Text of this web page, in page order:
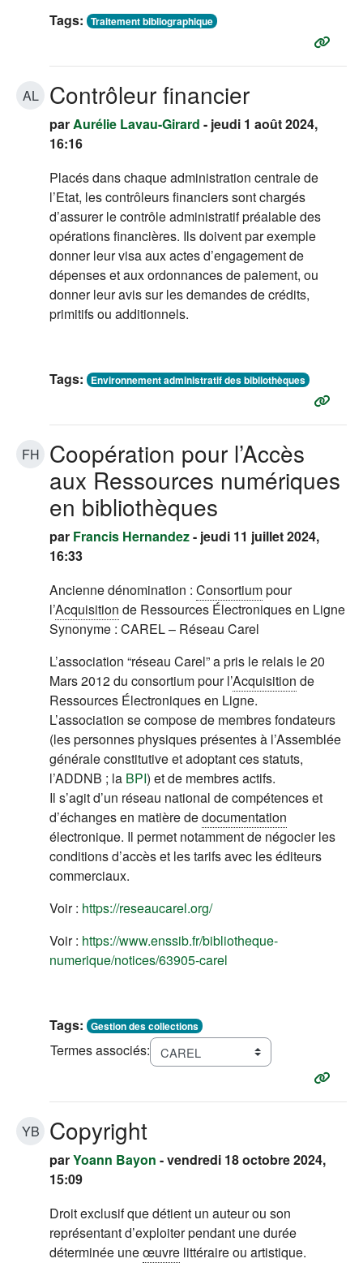
Tags: Traitement bibliographique
AL Contrôleur financier
parAurélie Lavau-Girard - jeudi 1 août 2024,
16:16
Placés dans chaque administration centrale de
l’Etat, les contrôleurs financiers sont chargés
d’assurer le contrôle administratif préalable des
opérations financières. Ils doivent par exemple
donner leur visa aux actes d’engagement de
dépenses et aux ordonnances de paiement, ou
donner leur avis sur les demandes de crédits,
primitifs ou additionnels.
Tags: Environnement administratif des bibliothèques
FH
Coopération pour l’Accès
aux Ressources numériques
en bibliothèques
par Francis Hernandez- jeudi 11 juillet 2024,
16:33
Ancienne dénomination : Consortiumpour
l’Acquisition de Ressources Électroniques en Ligne
Synonyme : CAREL – Réseau Carel
L’association “réseau Carel” a pris le relais le 20
Mars 2012 du consortium pour l’Acquisition de
Ressources Électroniques en Ligne.
L’association se compose de membres fondateurs
(les personnes physiques présentes à l’Assemblée
générale constitutive et adoptant ces statuts,
l’ADDNB ; la BPI) et de membres actifs.
Il s’agit d’un réseau national de compétences et
d’échanges en matière dedocumentation
électronique. Il permet notamment de négocier les
conditions d’accès et les tarifs avec les éditeurs
commerciaux.
Voir : https://reseaucarel.org/(s'ouvre dans un nouvel
Voir : https://www.enssib.fr/bibliotheque-
numerique/notices/63905-carel
Tags: Gestion des collections
Termes associés:
YB Copyright
parYoann Bayon - vendredi 18 octobre 2024,
15:09
Droit exclusif que détient un auteur ou son
représentant d’exploiter pendant une durée
déterminée uneœuvre littéraire ou artistique.